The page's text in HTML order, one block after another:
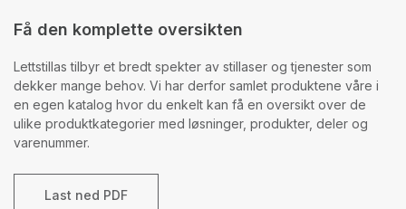
Få den komplette oversikten
Lettstillas tilbyr et bredt spekter av stillaser og tjenester som
dekker mange behov. Vi har derfor samlet produktene våre i
en egen katalog hvor du enkelt kan få en oversikt over de
ulike produktkategorier med løsninger, produkter, deler og
varenummer.
Last ned PDF